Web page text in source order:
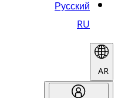
Русский
RU
AR